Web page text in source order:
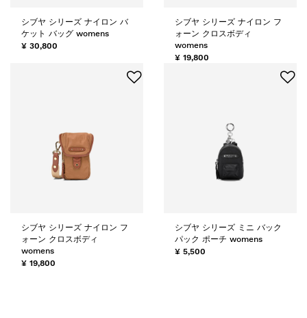
シブヤ シリーズ ナイロン バ
ケット バッグ womens
¥ 30,800
シブヤ シリーズ ナイロン フ
ォーン クロスボディ
womens
¥ 19,800
シブヤ シリーズ ナイロン フ
ォーン クロスボディ
womens
¥ 19,800
シブヤ シリーズ ミニ バック
パック ポーチ womens
¥ 5,500